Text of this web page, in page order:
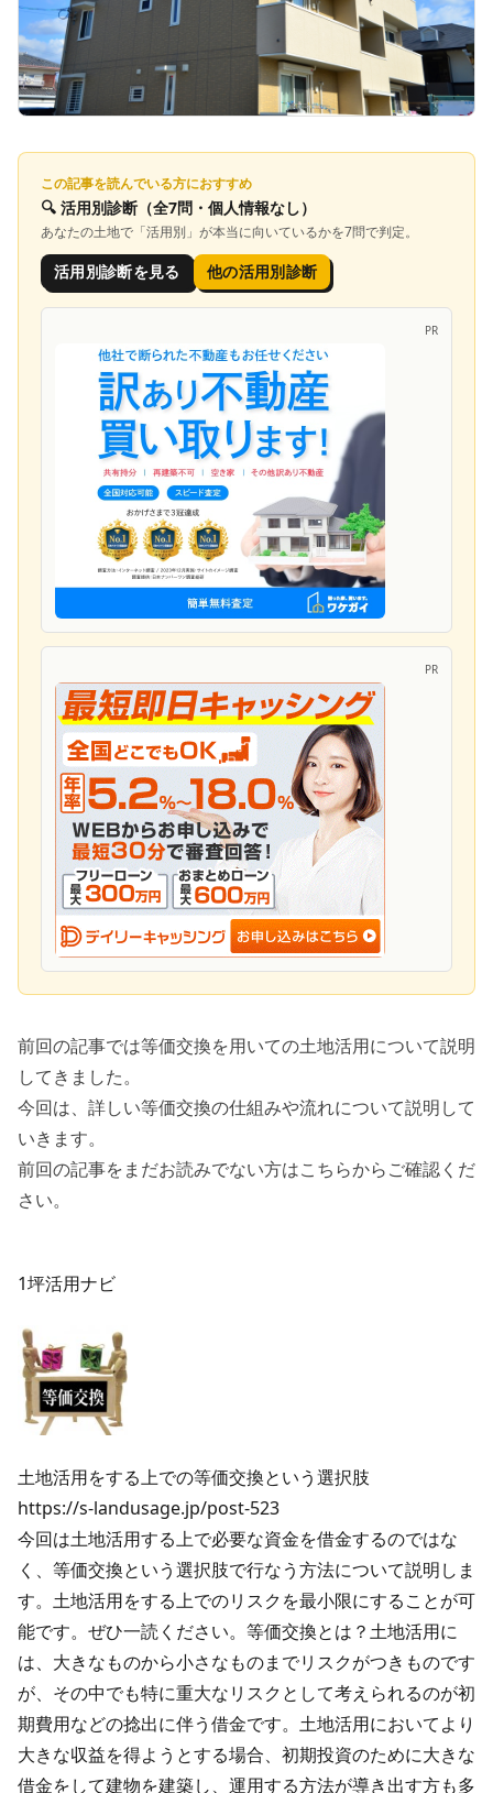
この記事を読んでいる方におすすめ
🔍 活用別診断 （全7問・個人情報なし）
あなたの土地で「活用別 」が本当に向いているかを7問で判定。
活用別診断を見る 他の活用別診断
PR
PR
前回の記事では等価交換を用いての土地活用について説明
してきました。
今回は、詳しい等価交換の仕組みや流れについて説明して
いきます。
前回の記事をまだお読みでない方はこちらからご確認くだ
さい。
1坪活用ナビ
土地活用をする上での等価交換という選択肢
https://s-landusage.jp/post-523
今回は土地活用する上で必要な資金を借金するのではな
く、等価交換という選択肢で行なう方法について説明しま
す。土地活用をする上でのリスクを最小限にすることが可
能です。ぜひ一読ください。等価交換とは？土地活用に
は、大きなものから小さなものまでリスクがつきものです
が、その中でも特に重大なリスクとして考えられるのが初
期費用などの捻出に伴う借金です。土地活用においてより
大きな収益を得ようとする場合、初期投資のために大きな
借金をして建物を建築し、運用する方法が導き出す方も多